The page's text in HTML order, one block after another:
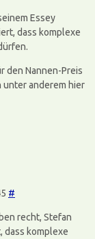
Essey
dass komplexe
den Nannen-Preis
unter anderem hier
#
recht, Stefan
dass komplexe